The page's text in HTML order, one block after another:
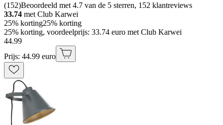
(152)Beoordeeld met 4.7 van de 5 sterren, 152 klantreviews
33.74 met Club Karwei
25% korting25% korting
25% korting, voordeelprijs: 33.74 euro met Club Karwei
44.99
Prijs: 44.99 euro